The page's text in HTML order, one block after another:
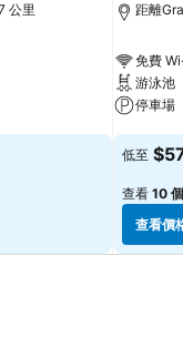
公里 距離
免費
游泳池
停車場
查看價格
低至
查看 10
查看價